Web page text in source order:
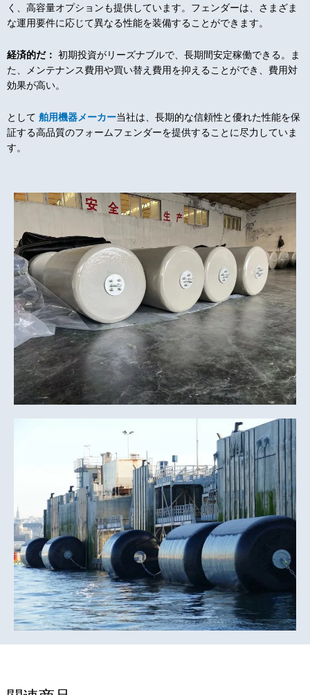
く、高容量オプションも提供しています。フェンダーは、さまざま
な運用要件に応じて異なる性能を装備することができます。
経済的だ： 初期投資がリーズナブルで、長期間安定稼働できる。ま
た、メンテナンス費用や買い替え費用を抑えることができ、費用対
効果が高い。
として 舶用機器メーカー当社は、長期的な信頼性と優れた性能を保
証する高品質のフォームフェンダーを提供することに尽力していま
す。